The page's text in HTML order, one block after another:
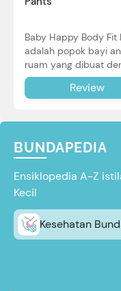
Baby Happy Body Fit
adalah popok bayi
ruam yang dibuat
teknologi Air Through
Technology.Review
BUNDAPEDIA
Ensiklopedia A-Z
Kecil
Kesehatan